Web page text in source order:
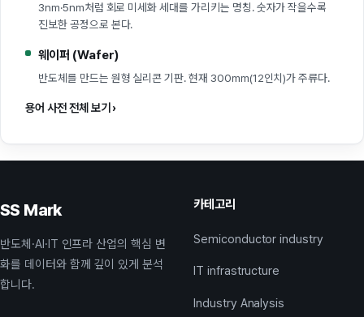
3nm·5nm처럼 회로 미세화 세대를 가리키는 명칭. 숫자가 작을수록
진보한 공정으로 본다.
웨이퍼 (Wafer)
반도체를 만드는 원형 실리콘 기판. 현재 300mm(12인치)가 주류다.
용어 사전 전체 보기 ›
SS Mark
반도체·AI·IT 인프라 산업의 핵심 변
화를 데이터와 함께 깊이 있게 분석
합니다.
카테고리
Semiconductor industry
IT infrastructure
Industry Analysis